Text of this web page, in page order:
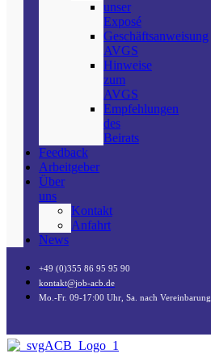
unser
Exposé
Geschäftsanweisung
AVGS
Hinweise
zum
AVGS
Empfehlungen
des
Beirats
Feedback
Arbeitgeber
Über
uns
Kontakt
Anfahrt
News
+49 (0)355 86 95 95 90
kontakt@job-acb.de
Mo.-Fr. 09-17:00 Uhr, Sa. nach Vereinbarung